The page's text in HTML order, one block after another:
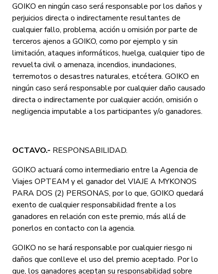
GOIKO en ningún caso será responsable por los daños y
perjuicios directa o indirectamente resultantes de
cualquier fallo, problema, acción u omisión por parte de
terceros ajenos a GOIKO, como por ejemplo y sin
limitación, ataques informáticos, huelga, cualquier tipo de
revuelta civil o amenaza, incendios, inundaciones,
terremotos o desastres naturales, etcétera. GOIKO en
ningún caso será responsable por cualquier daño causado
directa o indirectamente por cualquier acción, omisión o
negligencia imputable a los participantes y/o ganadores.
OCTAVO.- RESPONSABILIDAD.
GOIKO actuará como intermediario entre la Agencia de
Viajes OPTEAM y el ganador del VIAJE A MYKONOS
PARA DOS (2) PERSONAS, por lo que, GOIKO quedará
exento de cualquier responsabilidad frente a los
ganadores en relación con este premio, más allá de
ponerlos en contacto con la agencia.
GOIKO no se hará responsable por cualquier riesgo ni
daños que conlleve el uso del premio aceptado. Por lo
que, los ganadores aceptan su responsabilidad sobre